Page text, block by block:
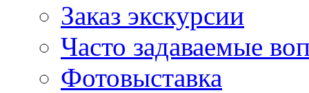
Заказ экскурсии
Часто задаваемые
Фотовыставка